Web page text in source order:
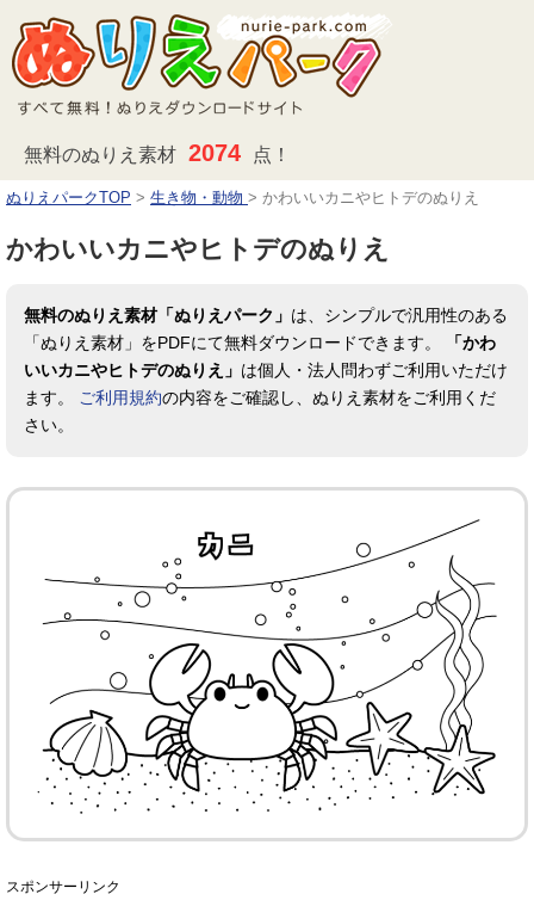
無料のぬりえ素材 2074 点！
ぬりえパークTOP > 生き物・動物 > かわいいカニやヒトデのぬりえ
かわいいカニやヒトデのぬりえ
無料のぬりえ素材「ぬりえパーク」 は、シンプルで汎用性のある
「ぬりえ素材」をPDFにて無料ダウンロードできます。
「かわ
いいカニやヒトデのぬりえ」 は個人・法人問わずご利用いただけ
ます。
ご利用規約の内容をご確認し、ぬりえ素材をご利用くだ
さい。
スポンサーリンク